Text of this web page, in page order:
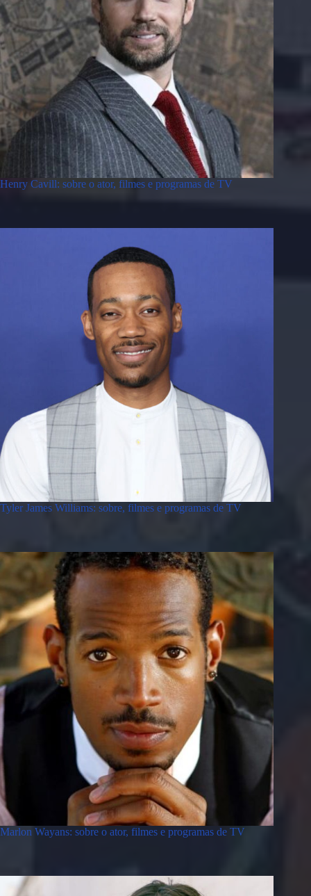
Henry Cavill: sobre o ator, filmes e programas de TV
Tyler James Williams: sobre, filmes e programas de TV
Marlon Wayans: sobre o ator, filmes e programas de TV